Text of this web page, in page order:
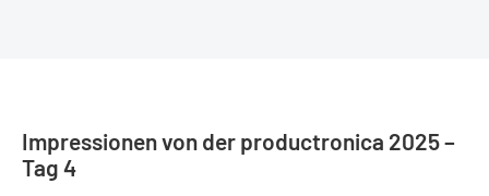
Impressionen von der productronica 2025 –
Tag 4